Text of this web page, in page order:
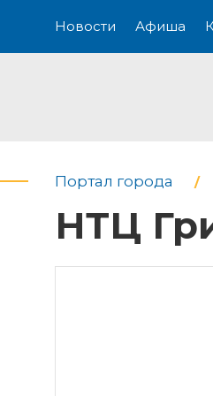
Новости Афиша
Портал города
НТЦ